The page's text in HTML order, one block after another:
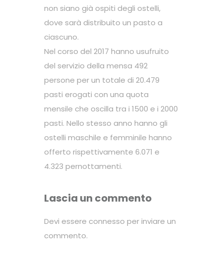
non siano già ospiti degli ostelli,
dove sarà distribuito un pasto a
ciascuno.
Nel corso del 2017 hanno usufruito
del servizio della mensa 492
persone per un totale di 20.479
pasti erogati con una quota
mensile che oscilla tra i 1500 e i 2000
pasti. Nello stesso anno hanno gli
ostelli maschile e femminile hanno
offerto rispettivamente 6.071 e
4.323 pernottamenti.
Lascia un commento
Devi essere connesso per inviare un
commento.